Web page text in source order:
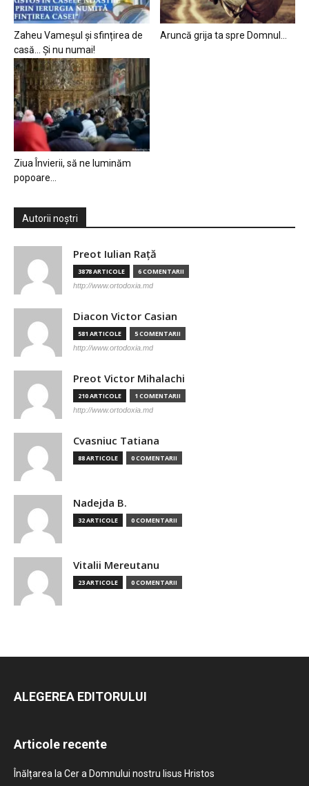
Zaheu Vameșul și sfințirea de
casă… Și nu numai!
Aruncă grija ta spre Domnul…
Ziua Învierii, să ne luminăm
popoare…
Autorii noștri
Preot Iulian Raţă
3878 ARTICOLE 6 COMENTARII
http://www.ortodoxia.md
Diacon Victor Casian
581 ARTICOLE 5 COMENTARII
http://www.ortodoxia.md
Preot Victor Mihalachi
210 ARTICOLE 1 COMENTARII
http://www.ortodoxia.md
Cvasniuc Tatiana
88 ARTICOLE 0 COMENTARII
Nadejda B.
32 ARTICOLE 0 COMENTARII
Vitalii Mereutanu
23 ARTICOLE 0 COMENTARII
ALEGEREA EDITORULUI
Articole recente
Înălțarea la Cer a Domnului nostru Iisus Hristos